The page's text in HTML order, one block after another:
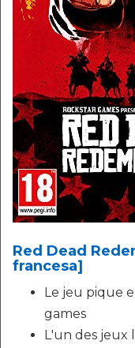
Red Dead
francesa]
Le jeu pique
games
L'un des jeux